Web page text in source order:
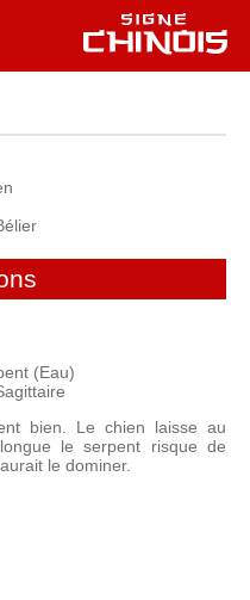
(Eau)
bien. Le chien laisse au
le serpent risque de
le dominer.